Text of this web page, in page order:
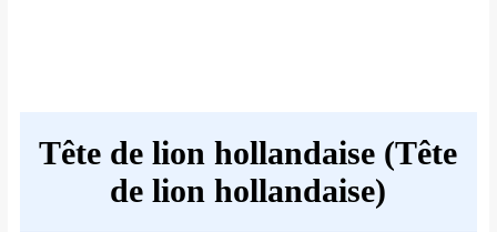
Tête de lion hollandaise (Tête
de lion hollandaise)